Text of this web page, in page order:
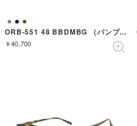
ORB-551 48 BBDMBG （バンブーデミブラッシュドゴールド）
￥40,700